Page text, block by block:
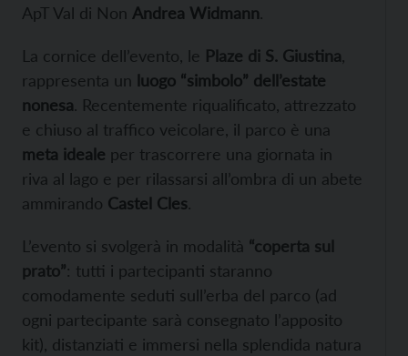
ApT Val di Non Andrea Widmann.
La cornice dell’evento, le Plaze di S. Giustina
rappresenta un luogo “simbolo” dell’estate
nonesa. Recentemente riqualificato, attrezzato
e chiuso al traffico veicolare, il parco è una
meta ideale per trascorrere una giornata in
riva al lago e per rilassarsi all’ombra di un abete
ammirando Castel Cles.
L’evento si svolgerà in modalità “coperta sul
prato”: tutti i partecipanti staranno
comodamente seduti sull’erba del parco (ad
ogni partecipante sarà consegnato l’apposito
kit), distanziati e immersi nella splendida natura